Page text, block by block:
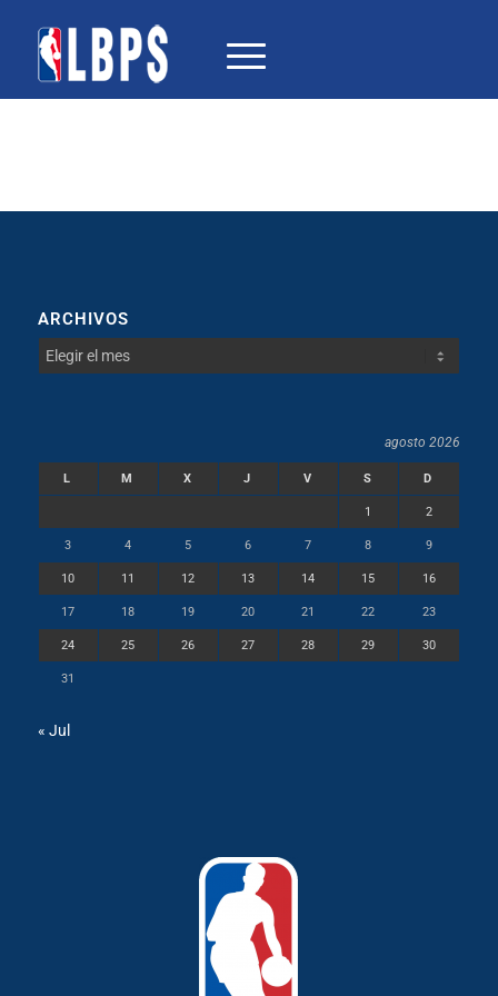
ARCHIVOS
agosto 2026
L M X J V S D
1 2
3 4 5 6 7 8 9
10 11 12 13 14 15 16
17 18 19 20 21 22 23
24 25 26 27 28 29 30
31
« Jul